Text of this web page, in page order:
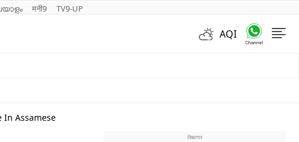
मनी9 TV9-UP
AQI
In Assamese